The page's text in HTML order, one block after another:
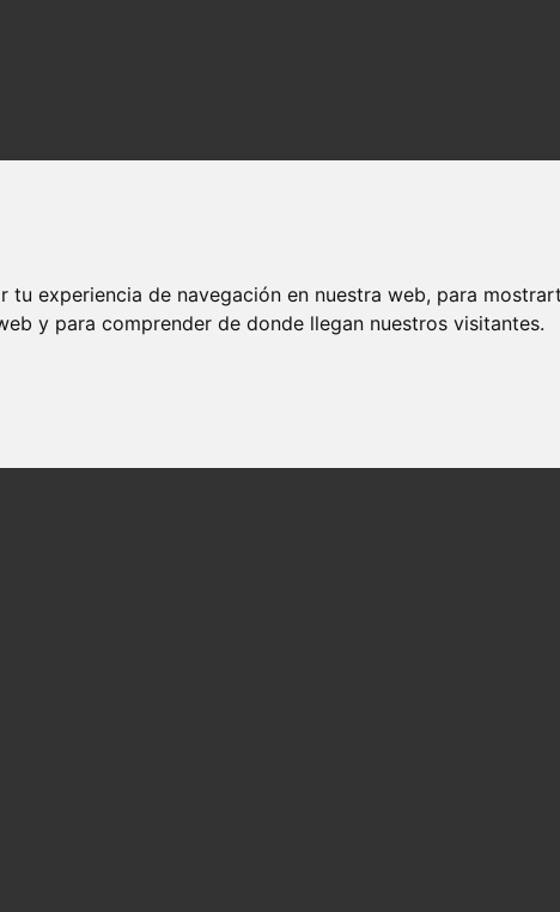
experiencia de navegación en nuestra web, para
y para comprender de donde llegan nuestros visitantes.